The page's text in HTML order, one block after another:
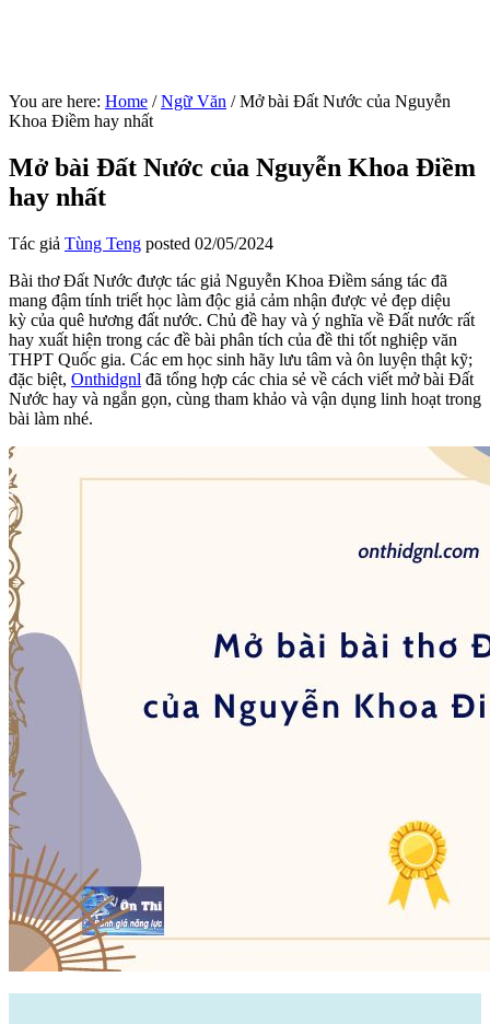
You are here: Home / Ngữ Văn /Mở bài Đất Nước của Nguyễn
Khoa Điềm hay nhất
Mở bài Đất Nước của Nguyễn Khoa Điềm
hay nhất
Tác giả Tùng Teng posted 02/05/2024
Bài thơ Đất Nước được tác giả Nguyễn Khoa Điềm sáng tác đã
mang đậm tính triết học làm độc giả cảm nhận được vẻ đẹp diệu
kỳ của quê hương đất nước. Chủ đề hay và ý nghĩa về Đất nước rất
hay xuất hiện trong các đề bài phân tích của đề thi tốt nghiệp văn
THPT Quốc gia. Các em học sinh hãy lưu tâm và ôn luyện thật kỹ;
đặc biệt, Onthidgnl đã tổng hợp các chia sẻ về cách viết mở bài Đất
Nước hay và ngắn gọn, cùng tham khảo và vận dụng linh hoạt trong
bài làm nhé.